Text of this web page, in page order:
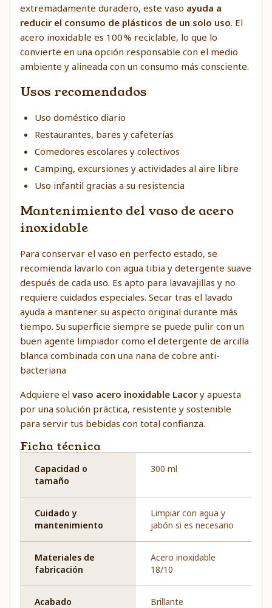
extremadamente duradero, este vaso ayuda a
reducir el consumo de plásticos de un solo uso. El
acero inoxidable es 100 % reciclable, lo que lo
convierte en una opción responsable con el medio
ambiente y alineada con un consumo más consciente.
Usos recomendados
Uso doméstico diario
Restaurantes, bares y cafeterías
Comedores escolares y colectivos
Camping, excursiones y actividades al aire libre
Uso infantil gracias a su resistencia
Mantenimiento del vaso de acero
inoxidable
Para conservar el vaso en perfecto estado, se
recomienda lavarlo con agua tibia y detergente suave
después de cada uso. Es apto para lavavajillas y no
requiere cuidados especiales. Secar tras el lavado
ayuda a mantener su aspecto original durante más
tiempo. Su superficie siempre se puede pulir con un
buen agente limpiador como el detergente de arcilla
blanca combinada con una nana de cobre anti-
bacteriana
Adquiere el vaso acero inoxidable Lacory apuesta
por una solución práctica, resistente y sostenible
para servir tus bebidas con total confianza.
Ficha técnica
Capacidad o
tamaño
300 ml
Cuidado y
mantenimiento
Limpiar con agua y
jabón si es necesario
Materiales de
fabricación
Acero inoxidable
18/10
Acabado Brillante